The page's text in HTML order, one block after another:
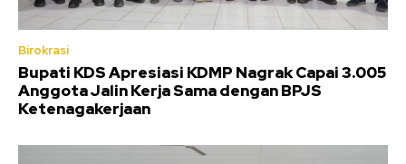
Birokrasi
Bupati KDS Apresiasi KDMP Nagrak Capai 3.005
Anggota Jalin Kerja Sama dengan BPJS
Ketenagakerjaan